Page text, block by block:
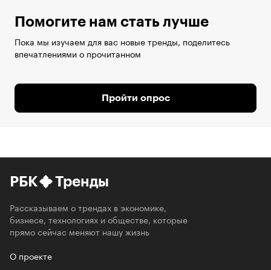
Помогите нам стать лучше
Пока мы изучаем для вас новые тренды, поделитесь
впечатлениями о прочитанном
Пройти опрос
РБК Тренды
Рассказываем о трендах в экономике,
бизнесе, технологиях и обществе, которые
прямо сейчас меняют нашу жизнь
О проекте